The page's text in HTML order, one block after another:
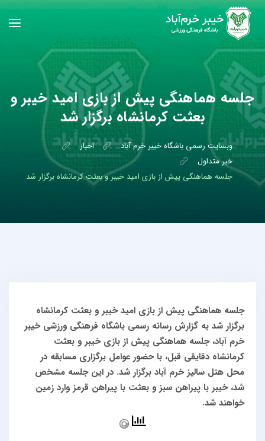
جلسه هماهنگی پیش از بازی امید خیبر و
بعثت کرمانشاه برگزار شد
وبسایت رسمی باشگاه خیبر خرم آباد
اخبار
خبر متداول
جلسه هماهنگی پیش از بازی امید خیبر و بعثت کرمانشاه برگزار شد
جلسه هماهنگی پیش از بازی امید خیبر و بعثت کرمانشاه
برگزار شد به گزارش رسانه رسمی باشگاه فرهنگی ورزشی خیبر
خرم آباد، جلسه هماهنگی پیش از بازی خیبر و بعثت
کرمانشاه دقایقی قبل، با حضور عوامل برگزاری مسابقه در
محل هتل سالیز خرم آباد برگزار شد. در این جلسه مشخص
شد، خیبر با پیراهن سبز و بعثت با پیراهن قرمز وارد زمین
خواهند شد.